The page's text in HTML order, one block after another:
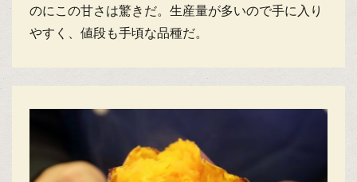
のにこの甘さは驚きだ。生産量が多いので手に入り
やすく、値段も手頃な品種だ。